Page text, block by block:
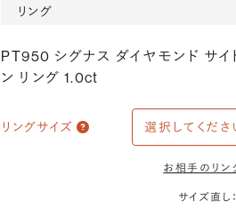
リング
PT950 シグナス ダイヤモンド サイ
ン リング 1.0ct
リングサイズ
お相手のリン
サイズ直し